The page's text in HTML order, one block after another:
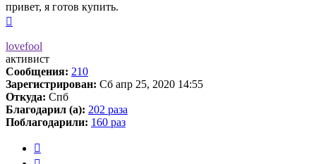
привет, я готов купить.
началу
lovefool
активист
Сообщения: 210
Зарегистрирован: Сб апр 25, 2020 14:55
Откуда: Спб
Благодарил (а): 202 раза
Поблагодарили: 160 раз